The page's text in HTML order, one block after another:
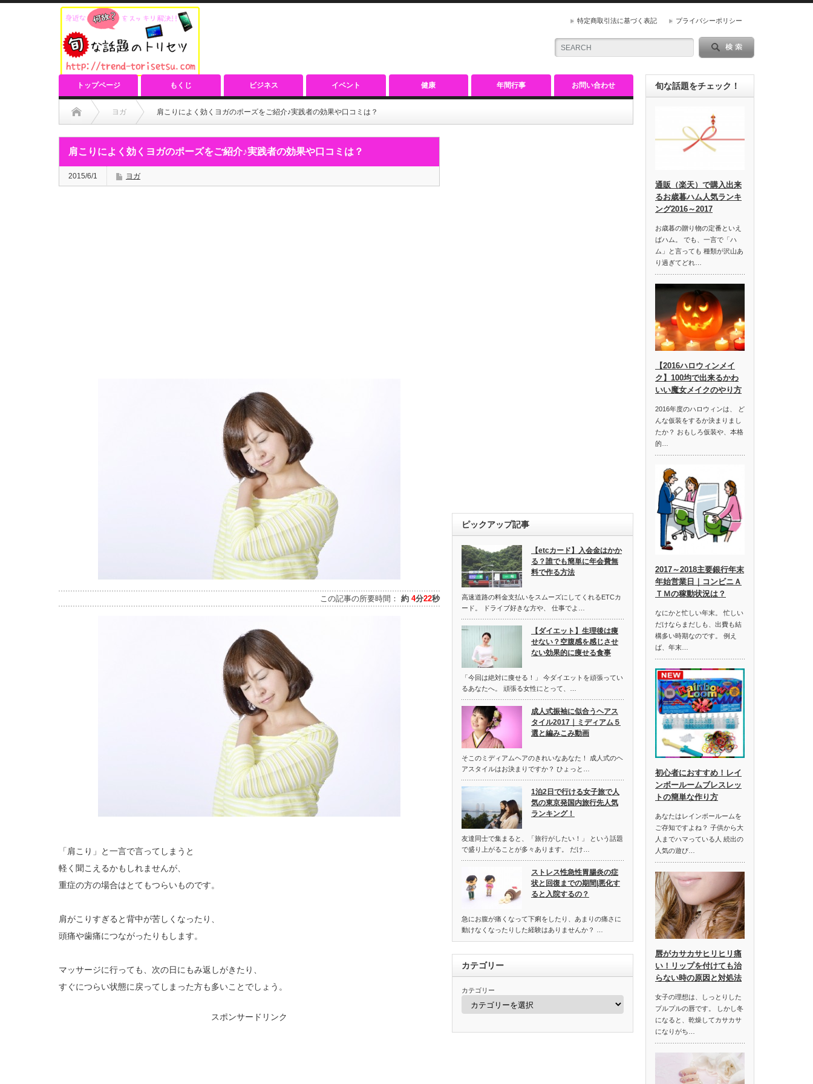
特定商取引法に基づく表記 プライバシーポリシー
トップページ もくじ ビジネス イベント 健康 年間行事 お問い合わせ
ヨガ 肩こりによく効くヨガのポーズをご紹介♪実践者の効果や口コミは？
肩こりによく効くヨガのポーズをご紹介♪実践者の効果や口コミは？
2015/6/1 ヨガ
この記事の所要時間： 約 4分22秒
「肩こり」と一言で言ってしまうと
軽く聞こえるかもしれませんが、
重症の方の場合はとてもつらいものです。
肩がこりすぎると背中が苦しくなったり、
頭痛や歯痛につながったりもします。
マッサージに行っても、次の日にもみ返しがきたり、
すぐにつらい状態に戻ってしまった方も多いことでしょう。
スポンサードリンク
ピックアップ記事
【etcカード】入会金はかか
る？誰でも簡単に年会費無
料で作る方法
高速道路の料金支払いをスムーズにしてくれるETCカ
ード。 ドライブ好きな方や、 仕事でよ…
【ダイエット】生理後は痩
せない？空腹感を感じさせ
ない効果的に痩せる食事
「今回は絶対に痩せる！」 今ダイエットを頑張ってい
るあなたへ。 頑張る女性にとって、…
成人式振袖に似合うヘアス
タイル2017｜ミディアム５
選と編みこみ動画
そこのミディアムヘアのきれいなあなた！ 成人式のヘ
アスタイルはお決まりですか？ ひょっと…
1泊2日で行ける女子旅で人
気の東京発国内旅行先人気
ランキング！
友達同士で集まると、「旅行がしたい！」 という話題
で盛り上がることが多々あります。 だけ…
ストレス性急性胃腸炎の症
状と回復までの期間|悪化す
ると入院するの？
急にお腹が痛くなって下痢をしたり、あまりの痛さに
動けなくなったりした経験はありませんか？ …
カテゴリー
カテゴリー
旬な話題をチェック！
通販（楽天）で購入出来
るお歳暮ハム人気ランキ
ング2016～2017
お歳暮の贈り物の定番といえ
ばハム。 でも、一言で「ハ
ム」と言っても 種類が沢山あ
り過ぎてどれ…
【2016ハロウィンメイ
ク】100均で出来るかわ
いい魔女メイクのやり方
2016年度のハロウィンは、 ど
んな仮装をするか決まりまし
たか？ おもしろ仮装や、本格
的…
2017～2018主要銀行年末
年始営業日｜コンビニＡ
ＴＭの稼動状況は？
なにかと忙しい年末。 忙しい
だけならまだしも、出費も結
構多い時期なのです。 例え
ば、年末…
初心者におすすめ！レイ
ンボールームブレスレッ
トの簡単な作り方
あなたはレインボールームを
ご存知ですよね？ 子供から大
人までハマっている人 続出の
人気の遊び…
唇がカサカサヒリヒリ痛
い！リップを付けても治
らない時の原因と対処法
女子の理想は、しっとりした
プルプルの唇です。 しかし冬
になると、乾燥してカサカサ
になりがち…